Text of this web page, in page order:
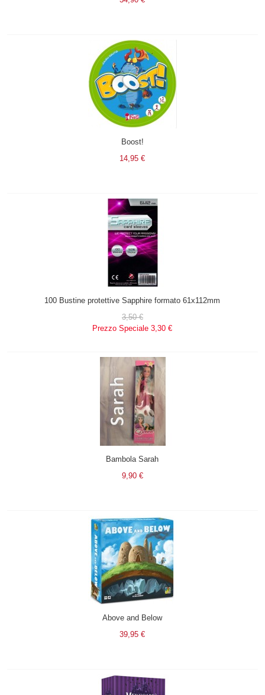
Boost!
14,95 €
100 Bustine protettive Sapphire formato 61x112mm
3,50 €
Prezzo Speciale 3,30 €
Bambola Sarah
9,90 €
Above and Below
39,95 €